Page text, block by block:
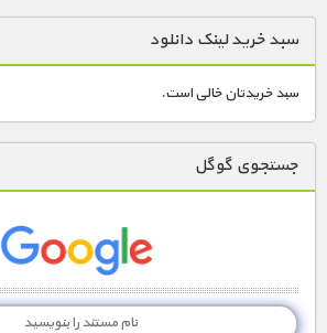
1000 تومان – دانلود قسمت 3 (افزودن به سبد خريد)
1000 تومان – دانلود قسمت 4 (افزودن به سبد خريد)
1000 تومان – دانلود قسمت 5 (افزودن به سبد خريد)
سبد خرید لینک دانلود
سبد خریدتان خالی است.
جستجوی گوگل